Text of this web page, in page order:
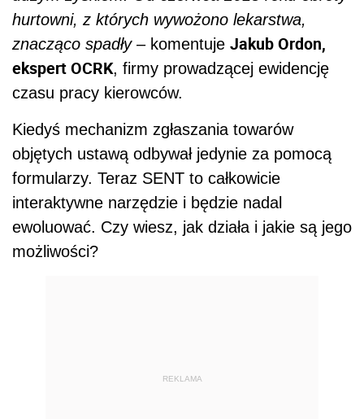
hurtowni, z których wywożono lekarstwa,
znacząco spadły – komentuje Jakub Ordon,
ekspert OCRK, firmy prowadzącej ewidencję
czasu pracy kierowców.
Kiedyś mechanizm zgłaszania towarów
objętych ustawą odbywał jedynie za pomocą
formularzy. Teraz SENT to całkowicie
interaktywne narzędzie i będzie nadal
ewoluować. Czy wiesz, jak działa i jakie są jego
możliwości?
REKLAMA